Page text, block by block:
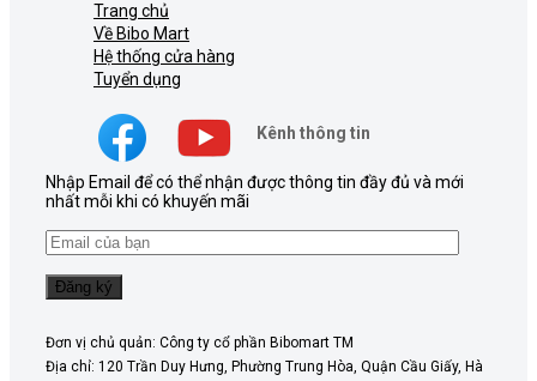
Trang chủ
Về Bibo Mart
Hệ thống cửa hàng
Tuyển dụng
Kênh thông tin
Nhập Email để có thể nhận được thông tin đầy đủ và mới
nhất mỗi khi có khuyến mãi
Đơn vị chủ quản: Công ty cổ phần Bibomart TM
Địa chỉ: 120 Trần Duy Hưng, Phường Trung Hòa, Quận Cầu Giấy, Hà